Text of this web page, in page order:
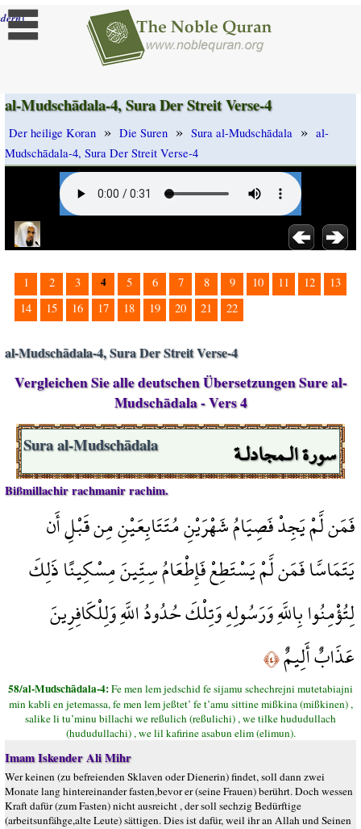
]
al-Mudschādala-4, Sura Der Streit Verse-4
Der heilige Koran » Die Suren » Sura al-Mudschādala » al-
Mudschādala-4, Sura Der Streit Verse-4
1 2 3 4 5 6 7 8 9 10 11 12
13
14
15 16 17 18 19 20 21 22
al-Mudschādala-4, Sura Der Streit Verse-4
Vergleichen Sie alle deutschen Übersetzungen Sure al-
Mudschādala - Vers 4
سورة الـمجادلـة Sura al-Mudschādala
Bißmillachir rachmanir rachim.
فَمَن لَّمْ يَجِدْ فَصِيَامُ شَهْرَيْنِ مُتَتَابِعَيْنِ مِن قَبْلِ أَن
يَتَمَاسَّا فَمَن لَّمْ يَسْتَطِعْ فَإِطْعَامُ سِتِّينَ مِسْكِينًا ذَلِكَ
لِتُؤْمِنُوا بِاللَّهِ وَرَسُولِهِ وَتِلْكَ حُدُودُ اللَّهِ وَلِلْكَافِرِينَ
عَذَابٌ أَلِيمٌ﴿٤﴾
58/al-Mudschādala-4:Fe men lem jedschid fe sijamu schechrejni mutetabiajni
min kabli en jetemassa, fe men lem jeßtet’ fe t’amu sittine mißkina (mißkinen) ,
salike li tu’minu billachi we reßulich (reßulichi) , we tilke hududullach
(hududullachi) , we lil kafirine asabun elim (elimun).
Imam Iskender Ali Mihr
Wer keinen (zu befreienden Sklaven oder Dienerin) findet, soll dann zwei
Monate lang hintereinander fasten,bevor er (seine Frauen) berührt. Doch wessen
Kraft dafür (zum Fasten) nicht ausreicht , der soll sechzig Bedürftige
(arbeitsunfähge,alte Leute) sättigen. Dies ist dafür, weil ihr an Allah und Seinen